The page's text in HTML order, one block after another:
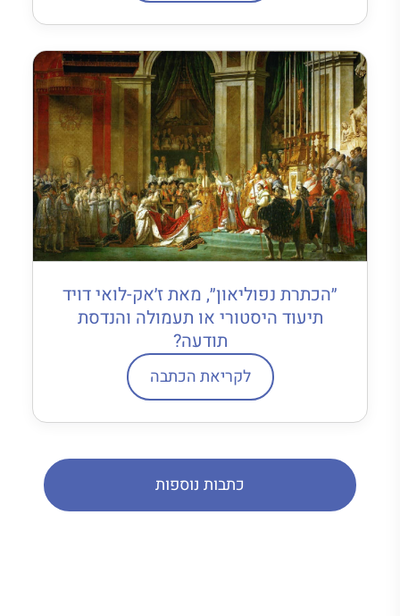
״הכתרת נפוליאון״, מאת ז׳אק-לואי דויד
תיעוד היסטורי או תעמולה והנדסת
תודעה?
לקריאת הכתבה
כתבות נוספות